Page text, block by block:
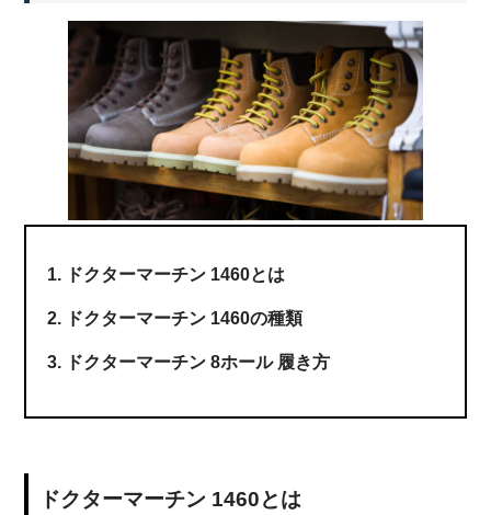
ドクターマーチン 1460とは
ドクターマーチン 1460の種類
ドクターマーチン 8ホール 履き方
ドクターマーチン 1460とは